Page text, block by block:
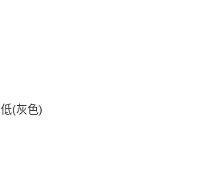
(灰色)